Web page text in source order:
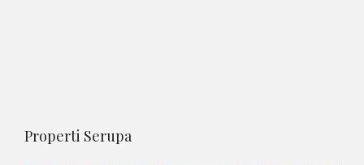
Properti Serupa